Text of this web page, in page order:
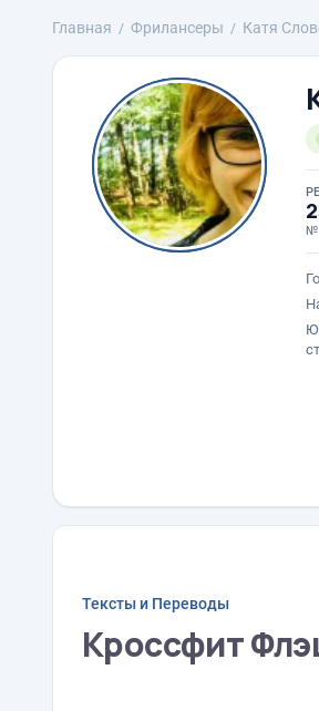
Главная Фрилансеры Катя
№
Тексты и Переводы
Кроссфит